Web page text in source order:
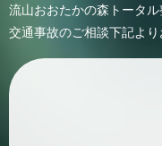
流山おおたかの森トータ
交通事故のご相談下記より